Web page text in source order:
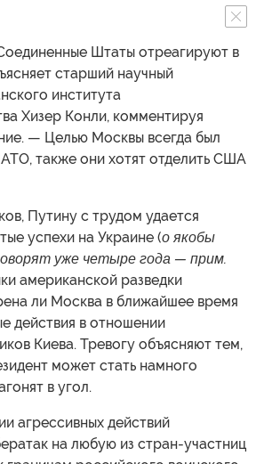
Штаты отреагируют в
старший научный
института
Хизер Конли, комментируя
— Целью Москвы всегда был
также они хотят отделить США
Путину с трудом удается
успехи на Украине (о якобы
уже четыре года — прим.
американской разведки
ли Москва в ближайшее время
действия в отношении
Киева. Тревогу объясняют тем,
может стать намного
в угол.
агрессивных действий
на любую из стран-участниц